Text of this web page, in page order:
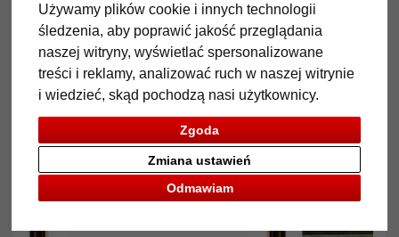
Używamy plików cookie i innych technologii
śledzenia, aby poprawić jakość przeglądania
naszej witryny, wyświetlać spersonalizowane
treści i reklamy, analizować ruch w naszej witrynie
i wiedzieć, skąd pochodzą nasi użytkownicy.
Zgoda
Odmawiam
Zmiana ustawień
Powrót